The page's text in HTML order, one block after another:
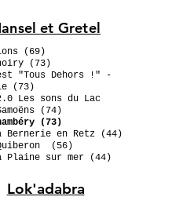
et Gretel
(69)
(73)
"Tous Dehors !" -
(73)
Les sons du Lac
(74)
(73)
Bernerie en Retz (44)
(56)
Plaine sur mer (44)
Lok'adabra